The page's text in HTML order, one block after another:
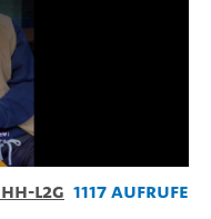
L2G 1117 Aufrufe